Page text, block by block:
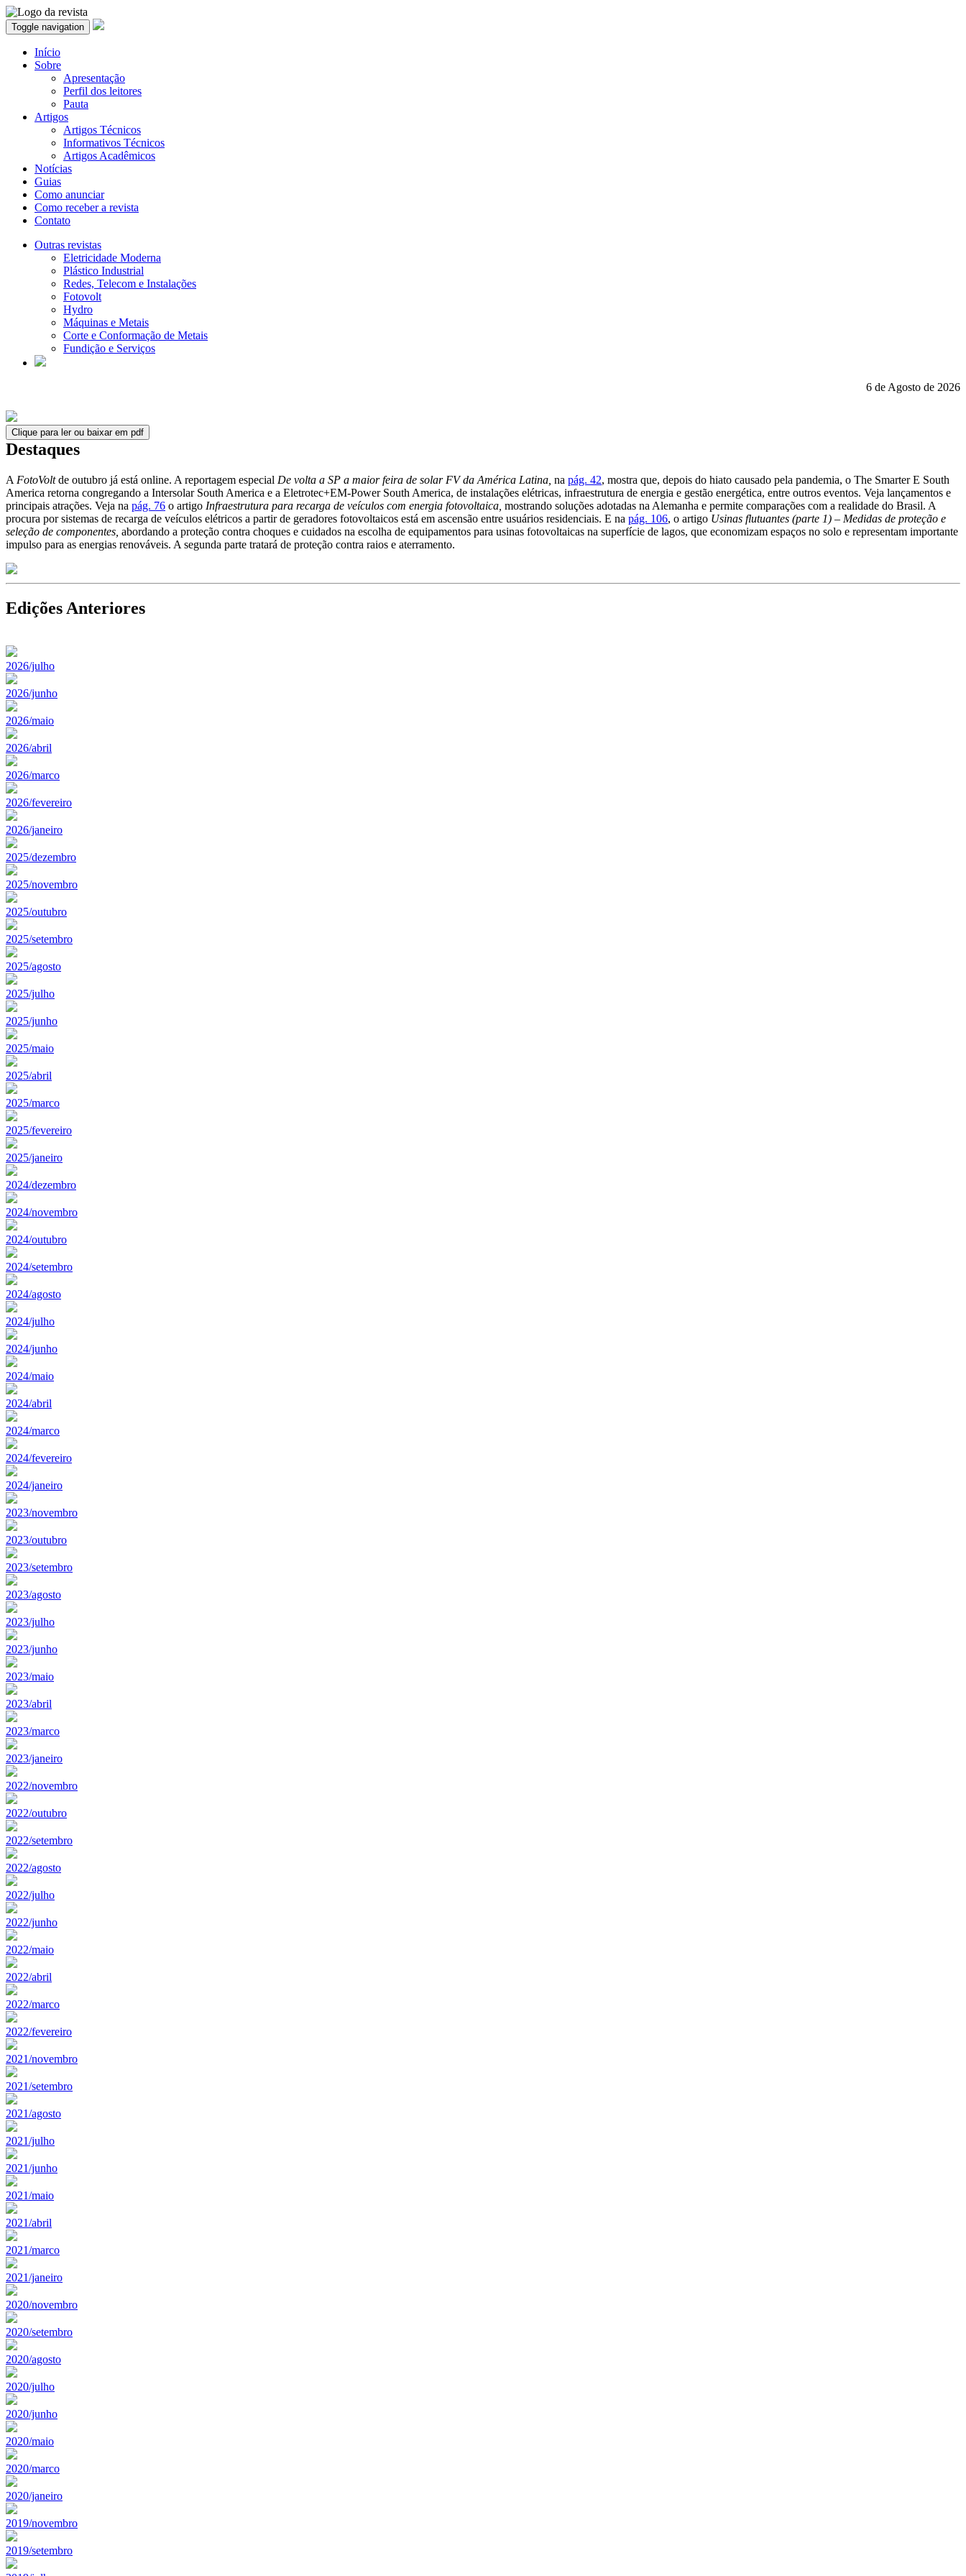
Toggle navigation
Início
Sobre
Apresentação
Perfil dos leitores
Pauta
Artigos
Artigos Técnicos
Informativos Técnicos
Artigos Acadêmicos
Notícias
Guias
Como anunciar
Como receber a revista
Contato
Outras revistas
Eletricidade Moderna
Plástico Industrial
Redes, Telecom e Instalações
Fotovolt
Hydro
Máquinas e Metais
Corte e Conformação de Metais
Fundição e Serviços
6 de Agosto de 2026
Clique para ler ou baixar em pdf
Destaques
A FotoVoltde outubro já está online. A reportagem especial De volta a SP a maior feira de solar FV da América Latina, na pág. 42, mostra que, depois do hiato causado pela pandemia, o The Smarter E South
America retorna congregando a Intersolar South America e a Eletrotec+EM-Power South America, de instalações elétricas, infraestrutura de energia e gestão energética, entre outros eventos. Veja lançamentos e
principais atrações. Veja na pág. 76 o artigo Infraestrutura para recarga de veículos com energia fotovoltaica, mostrando soluções adotadas na Alemanha e permite comparações com a realidade do Brasil. A
procura por sistemas de recarga de veículos elétricos a partir de geradores fotovoltaicos está em ascensão entre usuários residenciais. E na pág. 106, o artigo Usinas flutuantes (parte 1) – Medidas de proteção e
seleção de componentes, abordando a proteção contra choques e cuidados na escolha de equipamentos para usinas fotovoltaicas na superfície de lagos, que economizam espaços no solo e representam importante
impulso para as energias renováveis. A segunda parte tratará de proteção contra raios e aterramento.
Edições Anteriores
2026/julho
2026/junho
2026/maio
2026/abril
2026/marco
2026/fevereiro
2026/janeiro
2025/dezembro
2025/novembro
2025/outubro
2025/setembro
2025/agosto
2025/julho
2025/junho
2025/maio
2025/abril
2025/marco
2025/fevereiro
2025/janeiro
2024/dezembro
2024/novembro
2024/outubro
2024/setembro
2024/agosto
2024/julho
2024/junho
2024/maio
2024/abril
2024/marco
2024/fevereiro
2024/janeiro
2023/novembro
2023/outubro
2023/setembro
2023/agosto
2023/julho
2023/junho
2023/maio
2023/abril
2023/marco
2023/janeiro
2022/novembro
2022/outubro
2022/setembro
2022/agosto
2022/julho
2022/junho
2022/maio
2022/abril
2022/marco
2022/fevereiro
2021/novembro
2021/setembro
2021/agosto
2021/julho
2021/junho
2021/maio
2021/abril
2021/marco
2021/janeiro
2020/novembro
2020/setembro
2020/agosto
2020/julho
2020/junho
2020/maio
2020/marco
2020/janeiro
2019/novembro
2019/setembro